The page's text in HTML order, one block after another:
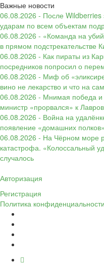
Важные новости
06.08.2026 - После Wildberries
ударам по всем объектам
06.08.2026 - «Команда на
в прямом подстрекательстве
06.08.2026 - Как пираты из
посредников попросил о
06.08.2026 - Миф об
вино не лекарство и что на
06.08.2026 - Мнимая победа и
министр «прорвался» к
06.08.2026 - Война на
появление «домашних
06.08.2026 - На Чёрном море
катастрофа. «Колоссальный
случалось
Авторизация
Регистрация
Политика конфиденциальности